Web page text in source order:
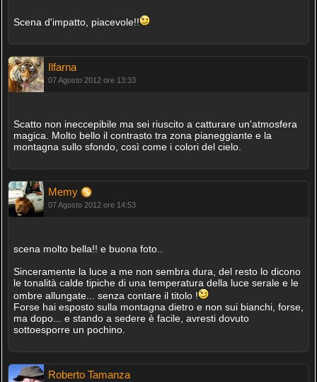
Scena d'impatto, piacevole!!
Ilfarna
07 Agosto 2012 ore 13:33
Scatto non ineccepibile ma sei riuscito a catturare un'atmosfera
magica. Molto bello il contrasto tra zona pianeggiante e la
montagna sullo sfondo, così come i colori del cielo.
Memy
07 Agosto 2012 ore 14:53
scena molto bella!! e buona foto..
Sinceramente la luce a me non sembra dura, del resto lo dicono
le tonalità calde tipiche di una temperatura della luce serale e le
ombre allungate... senza contare il titolo !
Forse hai esposto sulla montagna dietro e non sui bianchi, forse,
ma dopo... e stando a sedere è facile, avresti dovuto
sottoesporre un pochino.
Roberto Tamanza